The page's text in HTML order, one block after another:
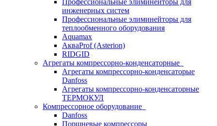
Профессиональные элиминейторы для
инженерных систем
Профессиональные элиминейторы для
теплообменного оборудования
Aquamax
АкваProf (Asterion)
RIDGID
Агрегаты компрессорно-конденсаторные
Агрегаты компрессорно-конденсаторые
Danfoss
Агрегаты компрессорно-конденсаторные
ТЕРМОКУЛ
Компрессорное оборудование
Danfoss
Поршневые компрессоры